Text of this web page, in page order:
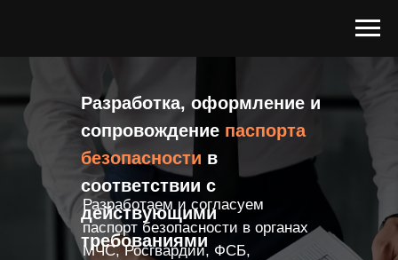
Разработка, оформление и
сопровождение паспорта
безопасности в
соответствии с
действующими
требованиями
Разработаем и согласуем
паспорт безопасности в органах
МЧС, Росгвардии, ФСБ,